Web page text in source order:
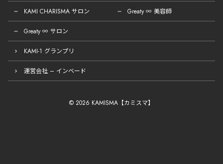
KAMI CHARISMA サロン
Greaty ∞ 美容師
Greaty ∞ サロン
KAMI-1 グランプリ
運営会社 – インベード
© 2026 KAMISMA【カミスマ】